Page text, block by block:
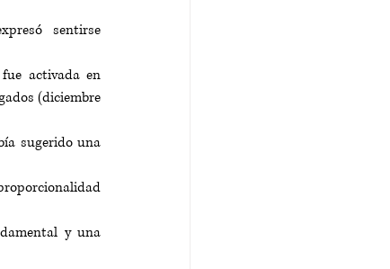
sentirse
activada en
(diciembre
sugerido una
y una